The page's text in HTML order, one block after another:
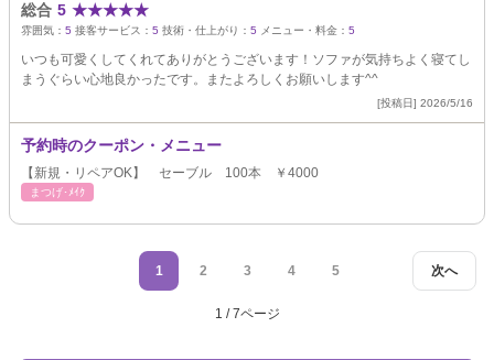
総合 5 ★★★★★
雰囲気： 5 接客サービス： 5 技術・仕上がり： 5 メニュー・料金： 5
いつも可愛くしてくれてありがとうございます！ソファが気持ちよく寝てし
まうぐらい心地良かったです。またよろしくお願いします^^
[投稿日] 2026/5/16
予約時のクーポン・メニュー
【新規・リペアOK】 セーブル 100本 ￥4000
まつげ･ﾒｲｸ
次へ
1 2 3 4 5
1 / 7ページ